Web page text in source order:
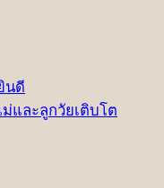
นดี
และลูกวัยเติบโต